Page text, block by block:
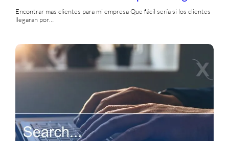
Encontrar mas clientes para mi empresa Que fácil sería si los clientes
llegaran por…